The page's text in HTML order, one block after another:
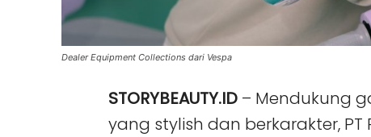
Dealer Equipment Collections dari Vespa
STORYBEAUTY.ID – Mendukung
yang stylish dan berkarakter,